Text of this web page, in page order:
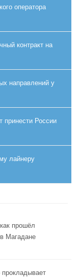
оператора
контракт на
направлений у
принести России
лайнеру
прошёл
Магадане